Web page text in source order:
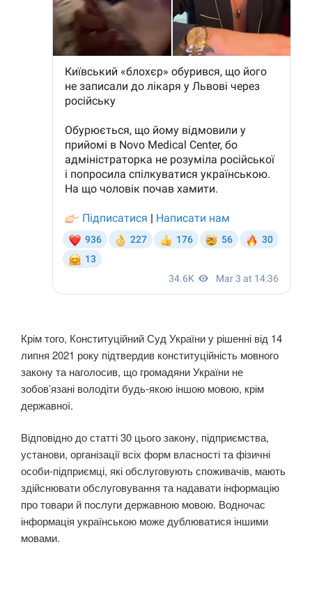
Крім того, Конституційний Суд України у рішенні від 14
липня 2021 року підтвердив конституційність мовного
закону та наголосив, що громадяни України не
зобов’язані володіти будь-якою іншою мовою, крім
державної.
Відповідно до статті 30 цього закону, підприємства,
установи, організації всіх форм власності та фізичні
особи-підприємці, які обслуговують споживачів, мають
здійснювати обслуговування та надавати інформацію
про товари й послуги державною мовою. Водночас
інформація українською може дублюватися іншими
мовами.